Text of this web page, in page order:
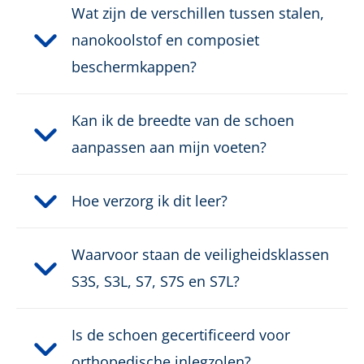
Wat zijn de verschillen tussen stalen,
nanokoolstof en composiet
beschermkappen?
Kan ik de breedte van de schoen
aanpassen aan mijn voeten?
Hoe verzorg ik dit leer?
Waarvoor staan de veiligheidsklassen
S3S, S3L, S7, S7S en S7L?
Is de schoen gecertificeerd voor